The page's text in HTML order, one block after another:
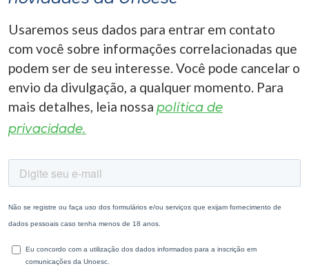
Usaremos seus dados para entrar em contato
com você sobre informações correlacionadas que
podem ser de seu interesse. Você pode cancelar o
envio da divulgação, a qualquer momento. Para
mais detalhes, leia nossa política de
privacidade.